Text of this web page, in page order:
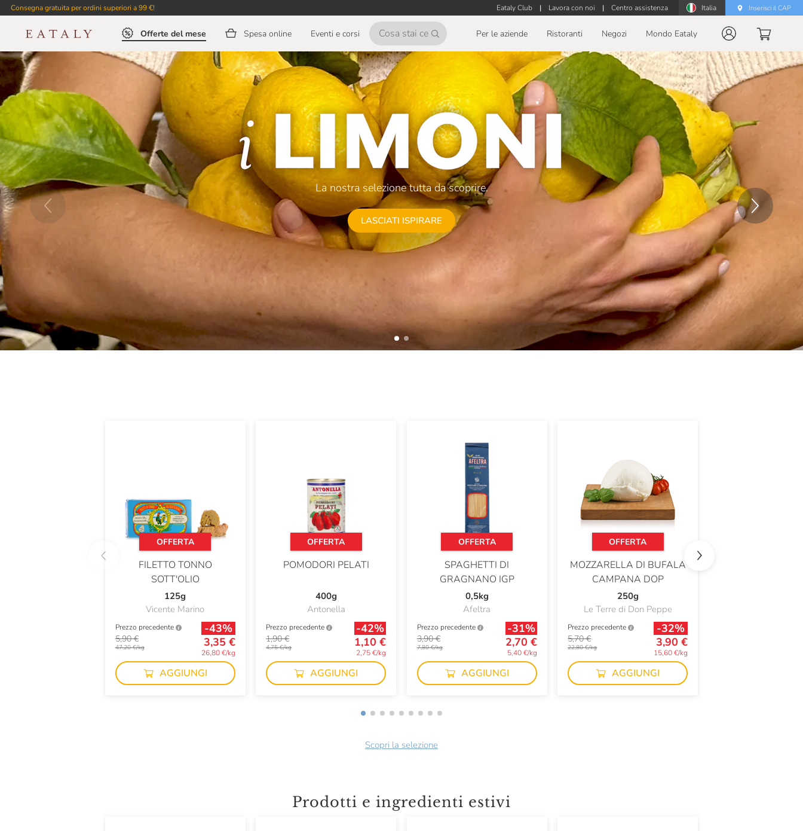
Consegna gratuita per ordini superiori a 99 €! Eataly Club | Lavora con noi | Centro assistenza Italia Inserisci il CAP
Offerte del mese Spesa online Eventi e corsi Per le aziende Ristoranti Negozi Mondo Eataly
La nostra selezione tutta da scoprire.
LASCIATI ISPIRARE
OFFERTA
FILETTO TONNO
SOTT'OLIO
125g
Vicente Marino
Prezzo precedente
5,90 €
47,20 €/kg
-43%
3,35 €
26,80 €/kg
AGGIUNGI
OFFERTA
POMODORI PELATI
400g
Antonella
Prezzo precedente
1,90 €
4,75 €/kg
-42%
1,10 €
2,75 €/kg
AGGIUNGI
OFFERTA
SPAGHETTI DI
GRAGNANO IGP
0,5kg
Afeltra
Prezzo precedente
3,90 €
7,80 €/kg
-31%
2,70 €
5,40 €/kg
AGGIUNGI
OFFERTA
MOZZARELLA DI BUFALA
CAMPANA DOP
250g
Le Terre di Don Peppe
Prezzo precedente
5,70 €
22,80 €/kg
-32%
3,90 €
15,60 €/kg
AGGIUNGI
Scopri la selezione
Prodotti e ingredienti estivi